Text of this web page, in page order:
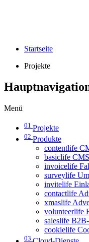
Startseite
Projekte
Menü
01 Projekte
02 Produkte
contentlife
basiclife CMS
invoicelife
surveylife
invitelife
contactlife
xmaslife
volunteerlife
saleslife
cookielife
03